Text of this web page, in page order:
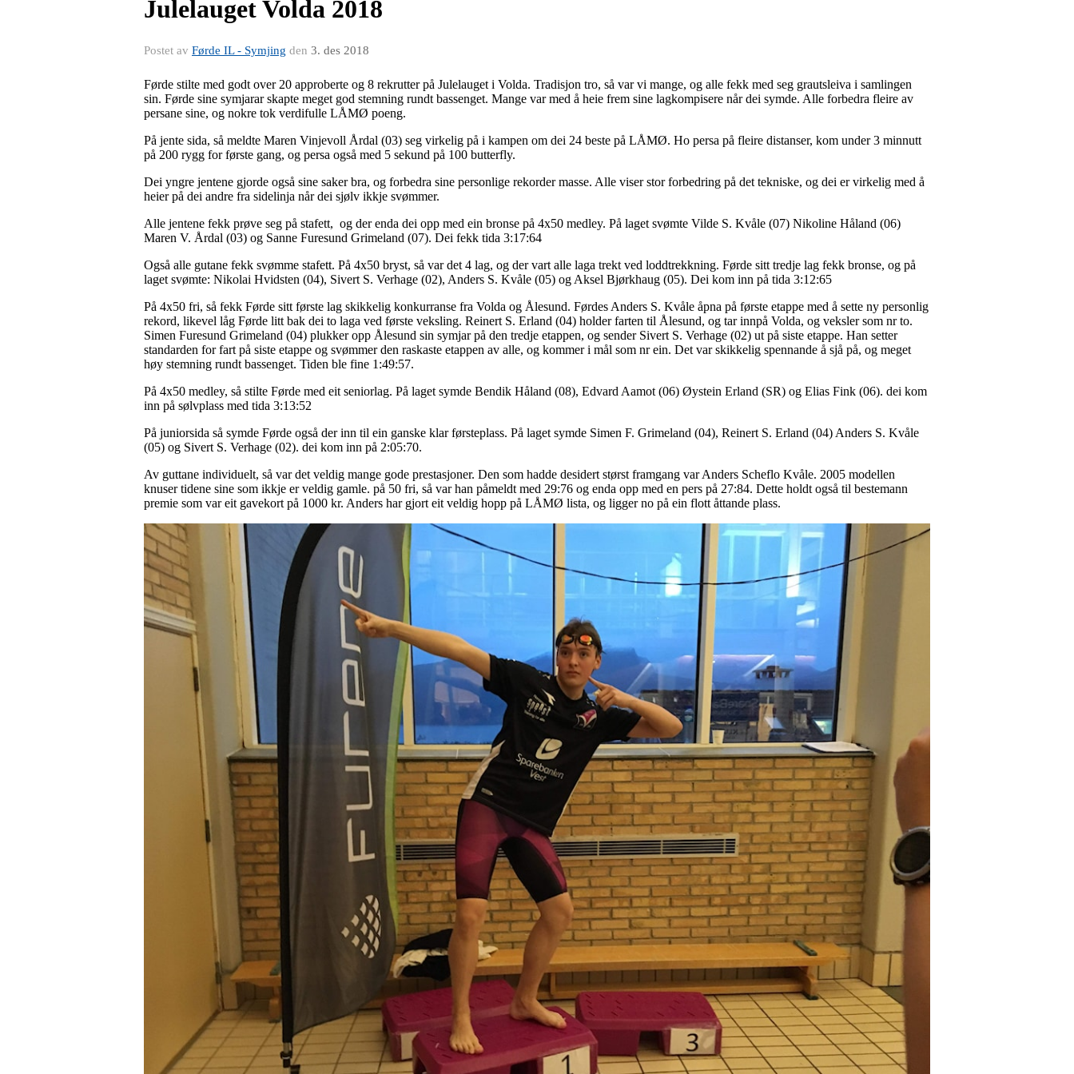
Julelauget Volda 2018
Postet av Førde IL - Symjing den 3. des 2018
Førde stilte med godt over 20 approberte og 8 rekrutter på Julelauget i Volda. Tradisjon tro, så var vi mange, og alle fekk med seg grautsleiva i samlingen
sin. Førde sine symjarar skapte meget god stemning rundt bassenget. Mange var med å heie frem sine lagkompisere når dei symde. Alle forbedra fleire av
persane sine, og nokre tok verdifulle LÅMØ poeng.
På jente sida, så meldte Maren Vinjevoll Årdal (03) seg virkelig på i kampen om dei 24 beste på LÅMØ. Ho persa på fleire distanser, kom under 3 minnutt
på 200 rygg for første gang, og persa også med 5 sekund på 100 butterfly.
Dei yngre jentene gjorde også sine saker bra, og forbedra sine personlige rekorder masse. Alle viser stor forbedring på det tekniske, og dei er virkelig med å
heier på dei andre fra sidelinja når dei sjølv ikkje svømmer.
Alle jentene fekk prøve seg på stafett, og der enda dei opp med ein bronse på 4x50 medley. På laget svømte Vilde S. Kvåle (07) Nikoline Håland (06)
Maren V. Årdal (03) og Sanne Furesund Grimeland (07). Dei fekk tida 3:17:64
Også alle gutane fekk svømme stafett. På 4x50 bryst, så var det 4 lag, og der vart alle laga trekt ved loddtrekkning. Førde sitt tredje lag fekk bronse, og på
laget svømte: Nikolai Hvidsten (04), Sivert S. Verhage (02), Anders S. Kvåle (05) og Aksel Bjørkhaug (05). Dei kom inn på tida 3:12:65
På 4x50 fri, så fekk Førde sitt første lag skikkelig konkurranse fra Volda og Ålesund. Førdes Anders S. Kvåle åpna på første etappe med å sette ny personlig
rekord, likevel låg Førde litt bak dei to laga ved første veksling. Reinert S. Erland (04) holder farten til Ålesund, og tar innpå Volda, og veksler som nr to.
Simen Furesund Grimeland (04) plukker opp Ålesund sin symjar på den tredje etappen, og sender Sivert S. Verhage (02) ut på siste etappe. Han setter
standarden for fart på siste etappe og svømmer den raskaste etappen av alle, og kommer i mål som nr ein. Det var skikkelig spennande å sjå på, og meget
høy stemning rundt bassenget. Tiden ble fine 1:49:57.
På 4x50 medley, så stilte Førde med eit seniorlag. På laget symde Bendik Håland (08), Edvard Aamot (06) Øystein Erland (SR) og Elias Fink (06). dei kom
inn på sølvplass med tida 3:13:52
På juniorsida så symde Førde også der inn til ein ganske klar førsteplass. På laget symde Simen F. Grimeland (04), Reinert S. Erland (04) Anders S. Kvåle
(05) og Sivert S. Verhage (02). dei kom inn på 2:05:70.
Av guttane individuelt, så var det veldig mange gode prestasjoner. Den som hadde desidert størst framgang var Anders Scheflo Kvåle. 2005 modellen
knuser tidene sine som ikkje er veldig gamle. på 50 fri, så var han påmeldt med 29:76 og enda opp med en pers på 27:84. Dette holdt også til bestemann
premie som var eit gavekort på 1000 kr. Anders har gjort eit veldig hopp på LÅMØ lista, og ligger no på ein flott åttande plass.